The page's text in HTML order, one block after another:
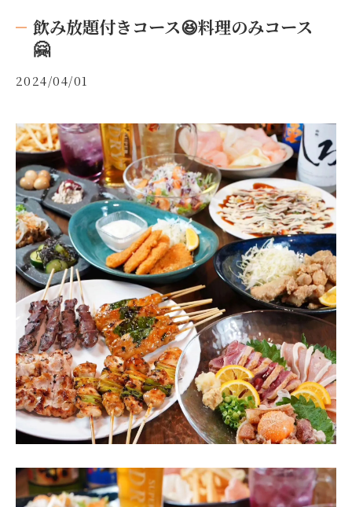
飲み放題付きコース😆料理のみコース
🤗
2024/04/01